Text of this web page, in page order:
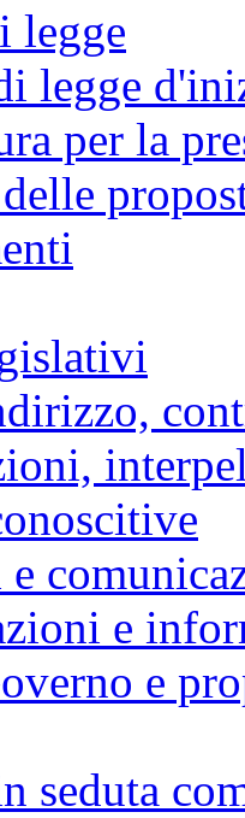
legge
legge
per la
e
e
seduta